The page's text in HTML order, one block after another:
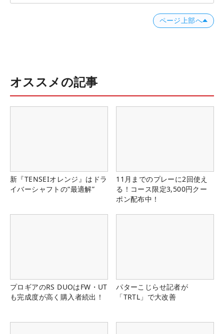
ページ上部へ
オススメの記事
新『TENSEIオレンジ』はドラ
イバーシャフトの“最適解”
11月までのプレーに2回使え
る！コース限定3,500円クー
ポン配布中！
プロギアのRS DUOはFW・UT
も完成度が高く購入者続出！
パターこじらせ記者が
「TRTL」で大改善